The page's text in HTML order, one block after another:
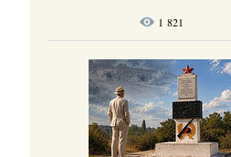
1 821